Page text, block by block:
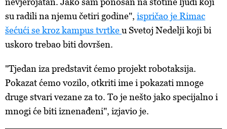
su radili na njemu četiri godine", ispričao je Rimac
šećući se kroz kampus tvrtkeu Svetoj Nedelji koji bi
uskoro trebao biti dovršen.
"Tjedan iza predstavit ćemo projekt robotaksija.
Pokazat ćemo vozilo, otkriti ime i pokazati mnoge
druge stvari vezane za to. To je nešto jako specijalno i
mnogi će biti iznenađeni", izjavio je.